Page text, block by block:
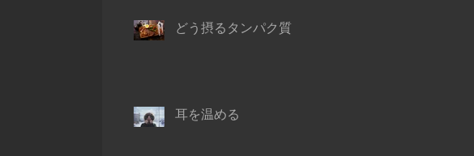
どう摂るタンパク質
耳を温める